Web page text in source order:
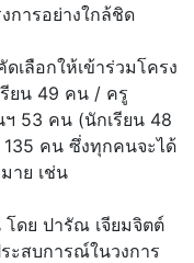
การอย่างใกล้ชิด
ดเลือกให้เข้าร่วมโครง
ยน 49 คน / ครู
53 คน (นักเรียน 48
คน ซึ่งทุกคนจะได้
าย เช่น
โดย ปารัณ เจียมจิตต์
ะสบการณ์ในวงการ